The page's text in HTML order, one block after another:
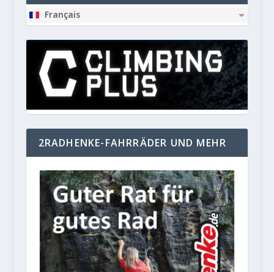
Français
2RADHENKE-FAHRRÄDER UND MEHR